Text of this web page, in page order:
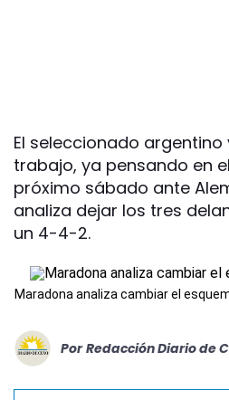
El seleccionado argentino
trabajo, ya pensando en
próximo sábado ante
analiza dejar los tres
un 4-4-2.
Maradona analiza cambiar el
Por Redacción Diario de